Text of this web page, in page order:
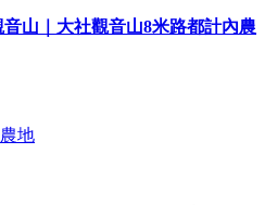
音山｜大社觀音山8米路都計內農
地